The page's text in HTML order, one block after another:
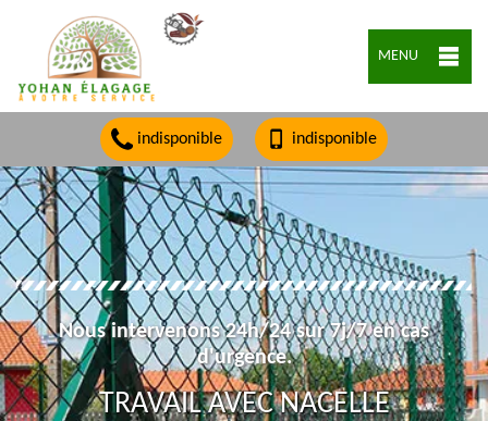
MENU
indisponible indisponible
Nous intervenons 24h/24 sur 7j/7 en cas
d'urgence.
TRAVAIL AVEC NACELLE